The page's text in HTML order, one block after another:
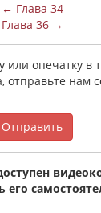
← Глава 34
Глава 36 →
опечатку в
отправьте нам
Отправить
его